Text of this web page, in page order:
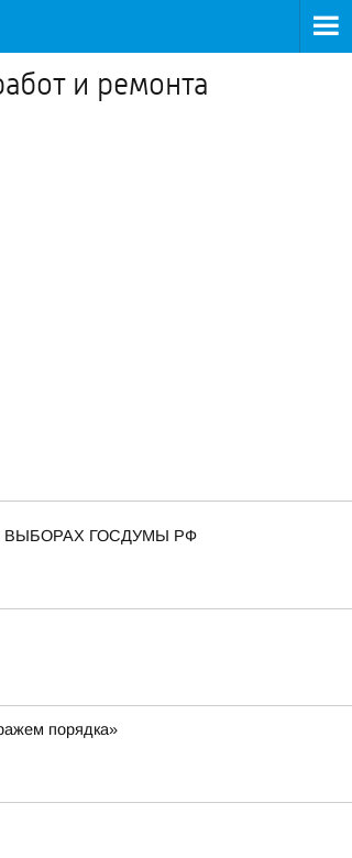
и ремонта
ВЫБОРАХ ГОСДУМЫ РФ
порядка»